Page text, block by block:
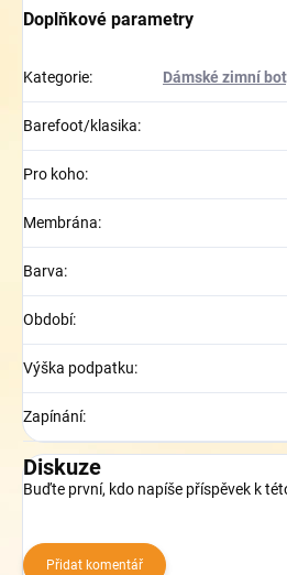
Doplňkové parametry
Kategorie: Dámské zimní
Barefoot/klasika:
Pro koho:
Membrána:
Barva:
Období:
Výška podpatku:
Zapínání:
Diskuze
Buďte první, kdo napíše příspěvek k
Přidat komentář